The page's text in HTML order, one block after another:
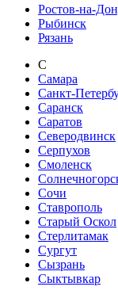
Ростов-на-
Рыбинск
Рязань
С
Самара
Санкт-
Саранск
Саратов
Северодвинск
Серпухов
Смоленск
Сочи
Ставрополь
Старый Оскол
Стерлитамак
Сургут
Сызрань
Сыктывкар